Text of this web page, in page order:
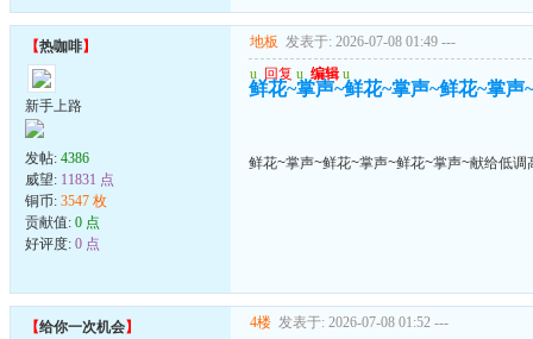
【热咖啡】
新手上路
发帖: 4386
威望: 11831 点
铜币: 3547 枚
贡献值: 0 点
好评度: 0 点
地板 发表于: 2026-07-08 01:49 ---
u 回复 u 编辑 u
鲜花~掌声~鲜花~掌声~鲜花~掌声
鲜花~掌声~鲜花~掌声~鲜花~掌声~献给低调
【给你一次机会】 4楼 发表于: 2026-07-08 01:52 ---